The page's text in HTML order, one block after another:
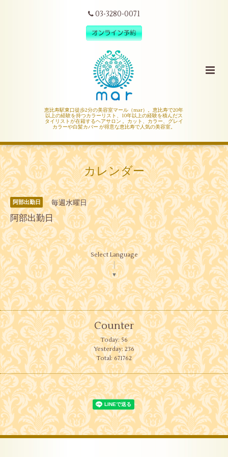
03-3280-0071
恵比寿駅東口徒歩2分の美容室マール（mar）。恵比寿で20年
以上の経験を持つカラーリスト、10年以上の経験を積んだス
タイリストが在籍するヘアサロン 。カット、カラー、グレイ
カラーや白髪カバー が得意な恵比寿で人気の美容室。
カレンダー
阿部出勤日 毎週水曜日
阿部出勤日
Select Language
▼
Counter
Today:56
Yesterday:236
Total:671762